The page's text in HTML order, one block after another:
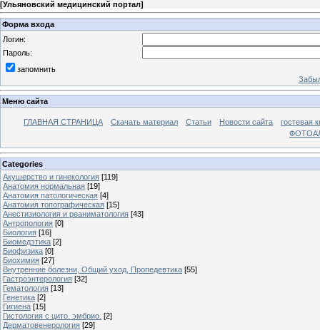
[Ульяновский медицинский портал]
Форма входа
Логин:
Пароль:
запомнить
Меню сайта
ГЛАВНАЯ СТРАНИЦА Скачать материал Статьи Новости сайта
гостевая
Categories
Акушерство и гинекология [119]
Анатомия нормальная [19]
Анатомия патологическая [4]
Анатомия топографическая [15]
Анестизиология и реаниматология [43]
Антропология [0]
Биология [16]
Биомедэтика [2]
Биофизика [0]
Биохимия [27]
Внутренние болезни, Общий уход, Пропедевтика [55]
Гастроэнтерология [32]
Гематология [13]
Генетика [2]
Гигиена [15]
Гистология с цито. эмбрио. [2]
Дерматовенерология [29]